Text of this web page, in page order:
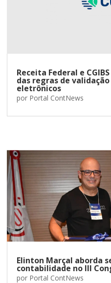
Receita Federal e
das regras de
eletrônicos
por Portal ContNews
Elinton Marçal aborda
contabilidade no III
por Portal ContNews